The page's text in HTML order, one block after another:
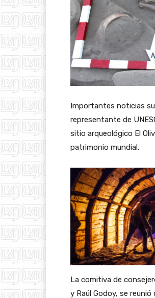
Importantes noticias
representante de
sitio arqueológico El
patrimonio mundial.
La comitiva de
y Raúl Godoy, se